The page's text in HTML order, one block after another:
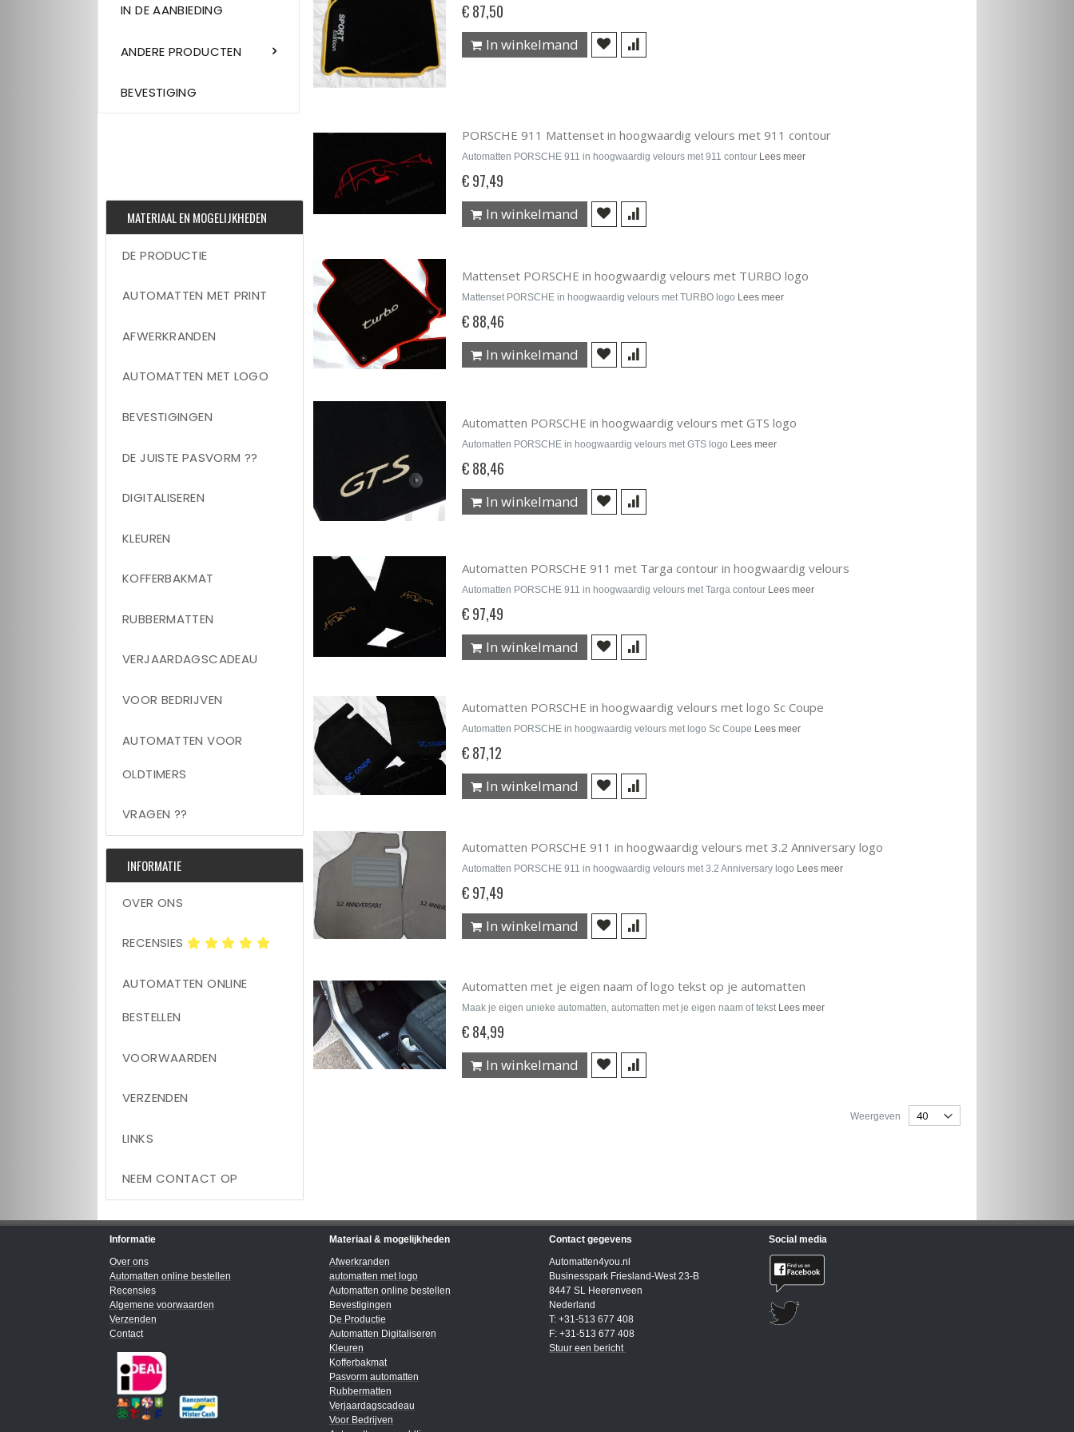
IN DE AANBIEDING
ANDERE PRODUCTEN
BEVESTIGING
€ 87,50
In winkelmand
PORSCHE 911 Mattenset in hoogwaardig velours met 911 contour
Automatten PORSCHE 911 in hoogwaardig velours met 911 contour Lees meer
€ 97,49
In winkelmand
Mattenset PORSCHE in hoogwaardig velours met TURBO logo
Mattenset PORSCHE in hoogwaardig velours met TURBO logo Lees meer
€ 88,46
In winkelmand
Automatten PORSCHE in hoogwaardig velours met GTS logo
Automatten PORSCHE in hoogwaardig velours met GTS logo Lees meer
€ 88,46
In winkelmand
Automatten PORSCHE 911 met Targa contour in hoogwaardig velours
Automatten PORSCHE 911 in hoogwaardig velours met Targa contour Lees meer
€ 97,49
In winkelmand
Automatten PORSCHE in hoogwaardig velours met logo Sc Coupe
Automatten PORSCHE in hoogwaardig velours met logo Sc Coupe Lees meer
€ 87,12
In winkelmand
Automatten PORSCHE 911 in hoogwaardig velours met 3.2 Anniversary logo
Automatten PORSCHE 911 in hoogwaardig velours met 3.2 Anniversary logo Lees meer
€ 97,49
In winkelmand
Automatten met je eigen naam of logo tekst op je automatten
Maak je eigen unieke automatten, automatten met je eigen naam of tekst Lees meer
€ 84,99
In winkelmand
Weergeven
MATERIAAL EN MOGELIJKHEDEN
DE PRODUCTIE
AUTOMATTEN MET PRINT
AFWERKRANDEN
AUTOMATTEN MET LOGO
BEVESTIGINGEN
DE JUISTE PASVORM ??
DIGITALISEREN
KLEUREN
KOFFERBAKMAT
RUBBERMATTEN
VERJAARDAGSCADEAU
VOOR BEDRIJVEN
AUTOMATTEN VOOR
OLDTIMERS
VRAGEN ??
INFORMATIE
OVER ONS
RECENSIES
AUTOMATTEN ONLINE
BESTELLEN
VOORWAARDEN
VERZENDEN
LINKS
NEEM CONTACT OP
Informatie
Over ons
Automatten online bestellen
Recensies
Algemene voorwaarden
Verzenden
Contact
Materiaal & mogelijkheden
Afwerkranden
automatten met logo
Automatten online bestellen
Bevestigingen
De Productie
Automatten Digitaliseren
Kleuren
Kofferbakmat
Pasvorm automatten
Rubbermatten
Verjaardagscadeau
Voor Bedrijven
Contact gegevens
Automatten4you.nl
Businesspark Friesland-West 23-B
8447 SL Heerenveen
Nederland
T: +31-513 677 408
F: +31-513 677 408
Stuur een bericht
Social media